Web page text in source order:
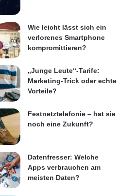
Wie leicht lässt sich ein
verlorenes Smartphone
kompromittieren?
„Junge Leute“-Tarife:
Marketing-Trick oder echte
Vorteile?
Festnetztelefonie – hat sie
noch eine Zukunft?
Datenfresser: Welche
Apps verbrauchen am
meisten Daten?